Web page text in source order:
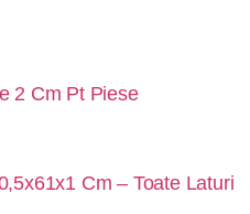
2 Cm Pt Piese
Cm – Toate Laturi